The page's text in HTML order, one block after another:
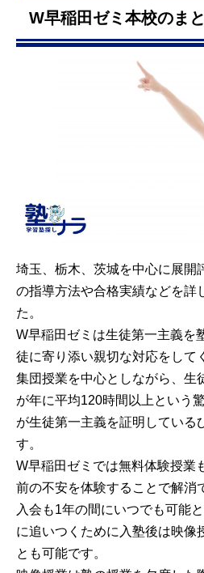
W早稲田ゼミ本校のま
埼玉、栃木、茨城を中心に展開
の指導方法や合格実績などを詳
た。
W早稲田ゼミは生徒第一主義を
徒に寄り添い親切な対応をして
集団授業を中心としながら、生
が年に平均120時間以上という
が生徒第一主義を証明している
す。
W早稲田ゼミでは無料体験授業
前の不安を体験することで解消
入会も1年の間にいつでも可能
に追いつくために入塾後は映像
とも可能です。